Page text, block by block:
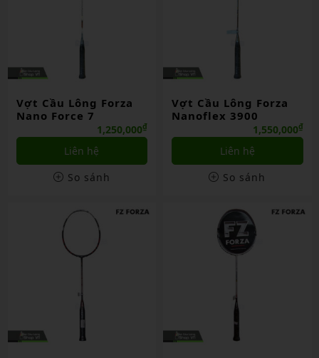
Vợt Cầu Lông Forza
Nano Force 7
1,250,000₫
Liên hệ
So sánh
Vợt Cầu Lông Forza
Nanoflex 3900
1,550,000₫
Liên hệ
So sánh